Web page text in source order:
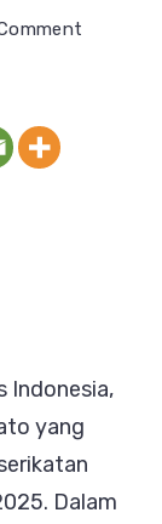
Akhiri
Krisis
di
Indonesia,
yang
Dalam